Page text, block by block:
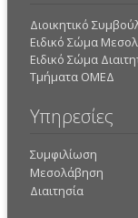
Διοικητικό
Ειδικό Σώμα
Ειδικό Σώμα
Τμήματα ΟΜΕΔ
Υπηρεσίες
Συμφιλίωση
Μεσολάβηση
Διαιτησία